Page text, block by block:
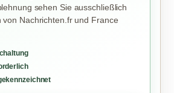
sehen Sie ausschließlich
von Nachrichten.fr und France